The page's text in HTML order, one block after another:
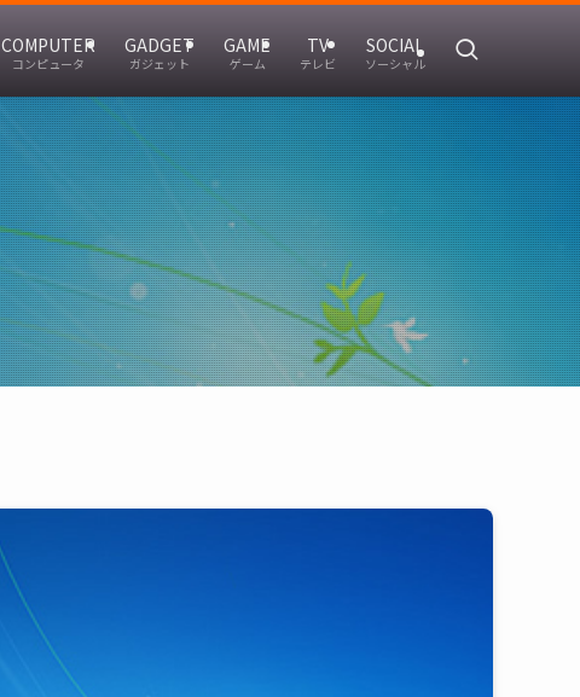
COMPUTER
コンピュータ
GADGET
ガジェット
GAME
ゲーム
TV
テレビ
SOCIAL
ソーシャル